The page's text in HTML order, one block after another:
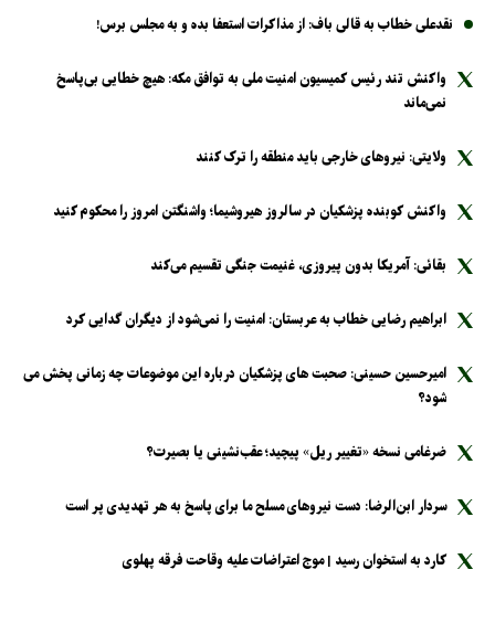
نقدعلی خطاب به قالی باف: از مذاکرات استعفا بده و به مجلس برس!
واکنش تند رئیس کمیسیون امنیت ملی به توافق مکه: هیچ خطایی بی‌پاسخ
نمی‌ماند
ولایتی: نیرو‌های خارجی باید منطقه را ترک کنند
واکنش کوبنده پزشکیان در سالروز هیروشیما؛ واشنگتن امروز را محکوم کنید
بقائی: آمریکا بدون پیروزی، غنیمت جنگی تقسیم می‌کند
ابراهیم رضایی خطاب به عربستان: امنیت را نمی‌شود از دیگران گدایی کرد
امیرحسین حسینی: صحبت های پزشکیان درباره این موضوعات چه زمانی پخش می
شود؟
ضرغامی نسخه «تغییر ریل» پیچید؛ عقب‌نشینی یا بصیرت؟
سردار ابن‌الرضا: دست نیرو‌های مسلح ما برای پاسخ به هر تهدیدی پر است
کارد به استخوان رسید | موج اعتراضات علیه وقاحت فرقه پهلوی